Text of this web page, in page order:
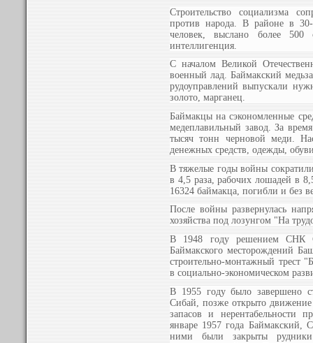
Строительство социализма
против народа. В районе в
человек, выслано более 500
интеллигенция.
С началом Великой
военный лад. Баймакский
рудоуправлений выпускали
золото, марганец.
Баймакцы на сэкономленные
медеплавильный завод. За
тысяч тонн черновой меди.
денежных средств, одежды,
В тяжелые годы войны
в 4,5 раза, рабочих лошадей в
16324 баймакца, погибли и без
После войны развернулась
хозяйства под лозунгом "На
В 1948 году решением СНК
Баймакского месторождений
строительно-монтажный трест
в социально-экономическом
В 1955 году было завершено
Сибай, позже открыто
запасов и нерентабельности
январе 1957 года Баймакский,
ними были закрыты рудники